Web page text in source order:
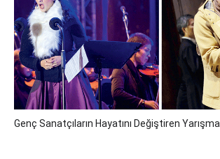
Genç Sanatçıların Hayatını Değiştiren Yarışma